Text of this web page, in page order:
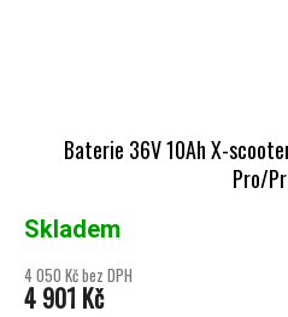
Baterie 36V 10Ah X-
Pro/
Skladem
4 050 Kč bez DPH
4 901 Kč